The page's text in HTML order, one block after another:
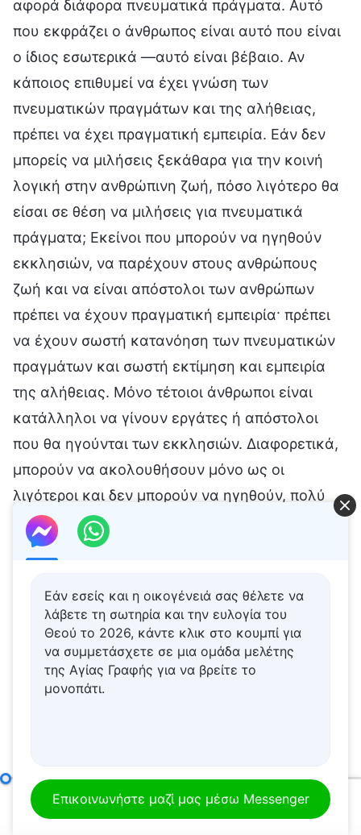
Εάν εσείς και η οικογένειά σας θέλετε να
λάβετε τη σωτηρία και την ευλογία του
Θεού το 2026, κάντε κλικ στο κουμπί για
να συμμετάσχετε σε μια ομάδα μελέτης
της Αγίας Γραφής για να βρείτε το
μονοπάτι.
Επικοινωνήστε μαζί μας μέσω Messenger(Μέρος